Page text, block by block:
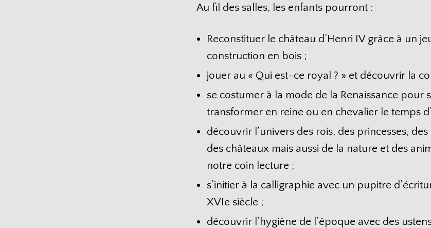
Au fil des salles, les enfants pourront :
Reconstituer le château d’Henri IV grâce à un
construction en bois ;
jouer au « Qui est-ce royal ? » et découvrir la
se costumer à la mode de la Renaissance pour
transformer en reine ou en chevalier le temps
découvrir l’univers des rois, des princesses,
des châteaux mais aussi de la nature et des
notre coin lecture ;
s’initier à la calligraphie avec un pupitre
XVIe siècle ;
découvrir l’hygiène de l’époque avec des